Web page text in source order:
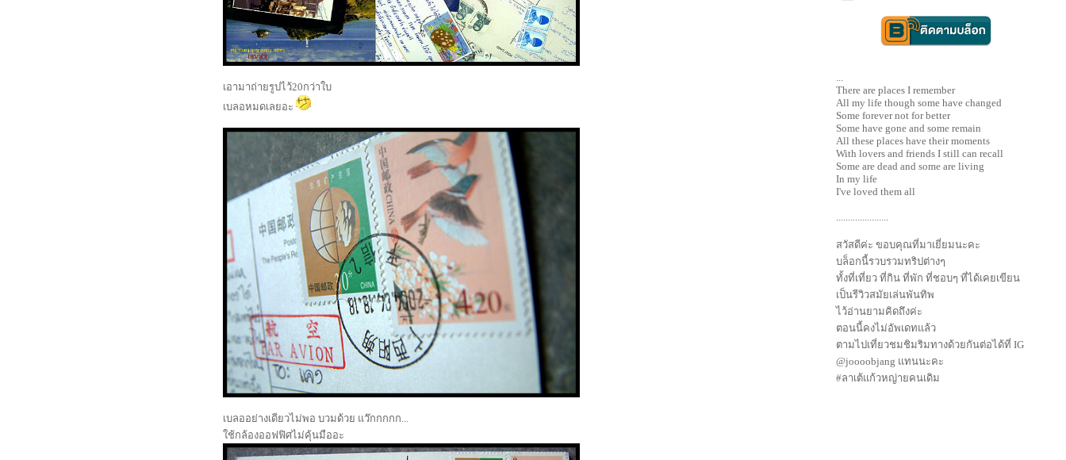
เอามาถ่ายรูปไว้20กว่าใบ
เบลอหมดเลยอะ
เบลออย่างเดียวไม่พอ บวมด้วย แว๊กกกกก...
ช้กล้องออฟฟิศไม่คุ้นมืออะ
...
There are places I remember
All my life though some have changed
Some forever not for better
Some have gone and some remain
All these places have their moments
With lovers and friends I still can recall
Some are dead and some are living
In my life
I've loved them all
......................
สวัสดีค่ะ ขอบคุณที่มาเยี่ยมนะคะ
บล็อกนี้รวบรวมทริปต่างๆ
ทั้งที่เที่ยว ที่กิน ที่พัก ที่ชอบๆ ที่ได้เคยเขียน
เป็นรีวิวสมัยเล่นพันทิพ
ไว้อ่านยามคิดถึงค่ะ
ตอนนี้คงไม่อัพเดทแล้ว
ตามไปเที่ยวชมชิมริมทางด้วยกันต่อได้ที่ IG
@joooobjang แทนนะคะ
#ลาเต้แก้วหญ่ายคนเดิม